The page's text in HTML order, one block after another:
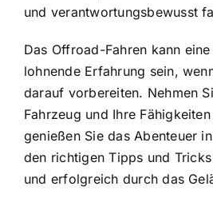
und verantwortungsbewusst
Das Offroad-Fahren kann
lohnende Erfahrung sein,
darauf vorbereiten. Nehmen
Fahrzeug und Ihre
genießen Sie das Abenteuer
den richtigen Tipps und
und erfolgreich durch das